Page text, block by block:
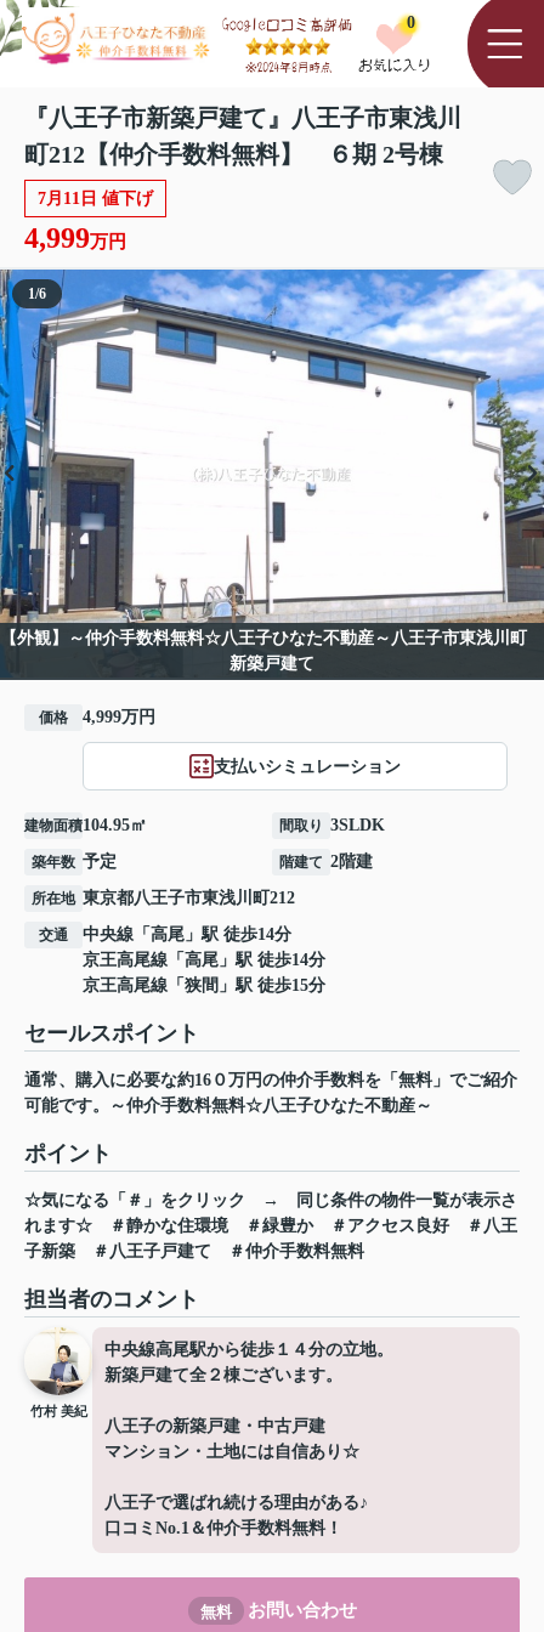
0
『八王子市新築戸建て』八王子市東浅川
町212【仲介手数料無料】 ６期 2号棟
7月11日 値下げ
4,999万円
【外観】～仲介手数料無料☆八王子ひなた不動産～八王子市東浅川町
新築戸建て
1/6
価格 4,999万円
支払いシミュレーション
建物面積104.95㎡ 間取り 3SLDK
築年数 予定 階建て 2階建
所在地 東京都八王子市東浅川町 212
交通 中央線 「 高尾 」駅 徒歩14分
京王高尾線 「 高尾 」駅 徒歩14分
京王高尾線 「 狭間 」駅 徒歩15分
セールスポイント
通常、購入に必要な約16０万円の仲介手数料を「無料」でご紹介
可能です。～仲介手数料無料☆八王子ひなた不動産～
ポイント
☆気になる「＃」をクリック →
同じ条件の物件一覧が表示さ
れます☆
＃静かな住環境 ＃緑豊か ＃アクセス良好
＃八王
子新築
＃八王子戸建て ＃仲介手数料無料
担当者のコメント
竹村 美紀
中央線高尾駅から徒歩１４分の立地。
新築戸建て全２棟ございます。
八王子の新築戸建・中古戸建
マンション・土地には自信あり☆
八王子で選ばれ続ける理由がある♪
口コミNo.1＆仲介手数料無料！
無料 お問い合わせ